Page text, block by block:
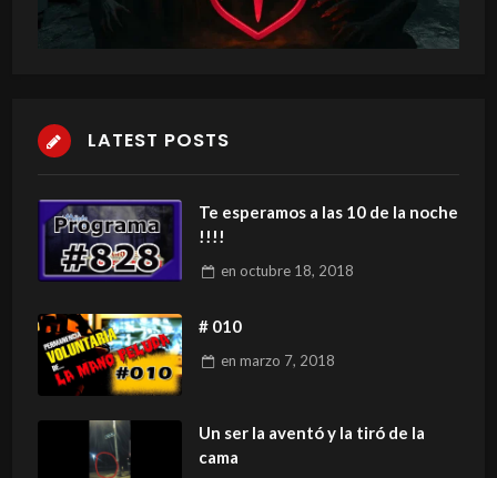
LATEST POSTS
Te esperamos a las 10 de la noche
!!!!
en octubre 18, 2018
# 010
en marzo 7, 2018
Un ser la aventó y la tiró de la
cama